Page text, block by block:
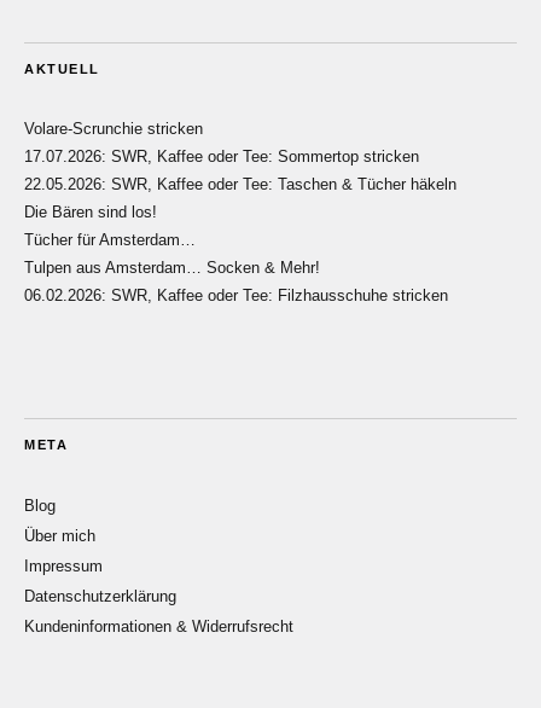
AKTUELL
Volare-Scrunchie stricken
17.07.2026: SWR, Kaffee oder Tee: Sommertop stricken
22.05.2026: SWR, Kaffee oder Tee: Taschen & Tücher häkeln
Die Bären sind los!
Tücher für Amsterdam…
Tulpen aus Amsterdam… Socken & Mehr!
06.02.2026: SWR, Kaffee oder Tee: Filzhausschuhe stricken
META
Blog
Über mich
Impressum
Datenschutzerklärung
Kundeninformationen & Widerrufsrecht